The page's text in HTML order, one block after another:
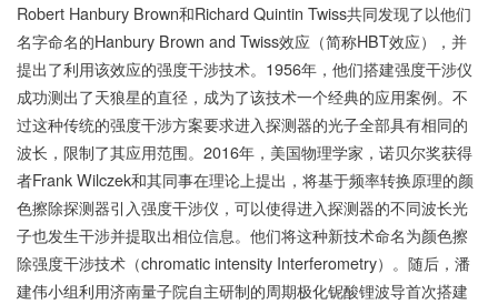
Robert Hanbury Brown和Richard Quintin Twiss共同发现了以他们
名字命名的Hanbury Brown and Twiss效应（简称HBT效应），并
提出了利用该效应的强度干涉技术。1956年，他们搭建强度干涉仪
成功测出了天狼星的直径，成为了该技术一个经典的应用案例。不
过这种传统的强度干涉方案要求进入探测器的光子全部具有相同的
波长，限制了其应用范围。2016年，美国物理学家，诺贝尔奖获得
者Frank Wilczek和其同事在理论上提出，将基于频率转换原理的颜
色擦除探测器引入强度干涉仪，可以使得进入探测器的不同波长光
子也发生干涉并提取出相位信息。他们将这种新技术命名为颜色擦
除强度干涉技术（chromatic intensity Interferometry）。随后，潘
建伟小组利用济南量子院自主研制的周期极化铌酸锂波导首次搭建